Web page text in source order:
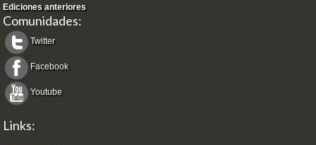
Ediciones anteriores
Comunidades:
Twitter
Facebook
Youtube
Links: